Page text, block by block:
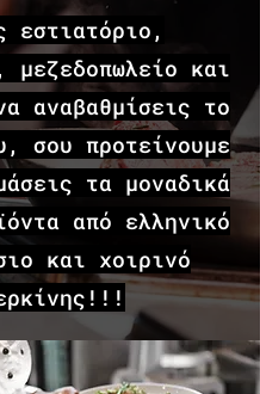
εστιατόριο,
μεζεδοπωλείο και
αναβαθμίσεις το
σου προτείνουμε
τα μοναδικά
από ελληνικό
και χοιρινό